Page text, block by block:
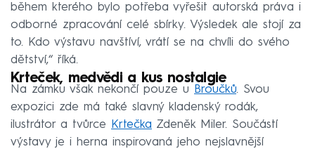
během kterého bylo potřeba vyřešit autorská práva i
odborné zpracování celé sbírky. Výsledek ale stojí za
to. Kdo výstavu navštíví, vrátí se na chvíli do svého
dětství,“ říká.
Krteček, medvědi a kus nostalgie
Na zámku však nekončí pouze u Broučků. Svou
expozici zde má také slavný kladenský rodák,
ilustrátor a tvůrce
Krtečka Zdeněk Miler. Součástí
výstavy je i herna inspirovaná jeho nejslavnější